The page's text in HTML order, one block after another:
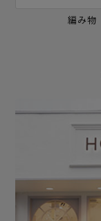
編み物